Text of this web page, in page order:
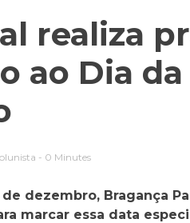
realiza
ao Dia
- 0 Minutes
dezembro, Bragança
marcar essa data